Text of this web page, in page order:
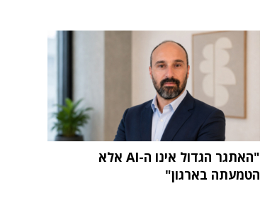
"האתגר הגדול אינו ה-AI אלא
הטמעתה בארגון"